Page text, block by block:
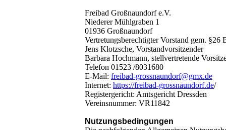
Freibad Großnaundorf e.V.
Niederer Mühlgraben 1
01936 Großnaundorf
Vertretungsberechtigter Vorstand gem. §26
Jens Klotzsche, Vorstandvorsitzender
Barbara Hochmann, stellvertretende
Telefon 01523 /8031680
E-Mail: freibad-grossnaundorf@gmx.de
Internet: https://freibad-grossnaundorf.de/
Registergericht: Amtsgericht Dressden
Vereinsnummer: VR11842
Nutzungsbedingungen